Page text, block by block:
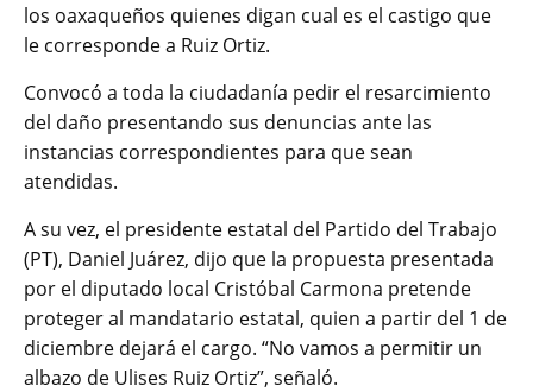
los oaxaqueños quienes digan cual es el castigo que
le corresponde a Ruiz Ortiz.
Convocó a toda la ciudadanía pedir el resarcimiento
del daño presentando sus denuncias ante las
instancias correspondientes para que sean
atendidas.
A su vez, el presidente estatal del Partido del Trabajo
(PT), Daniel Juárez, dijo que la propuesta presentada
por el diputado local Cristóbal Carmona pretende
proteger al mandatario estatal, quien a partir del 1 de
diciembre dejará el cargo. “No vamos a permitir un
albazo de Ulises Ruiz Ortiz”, señaló.